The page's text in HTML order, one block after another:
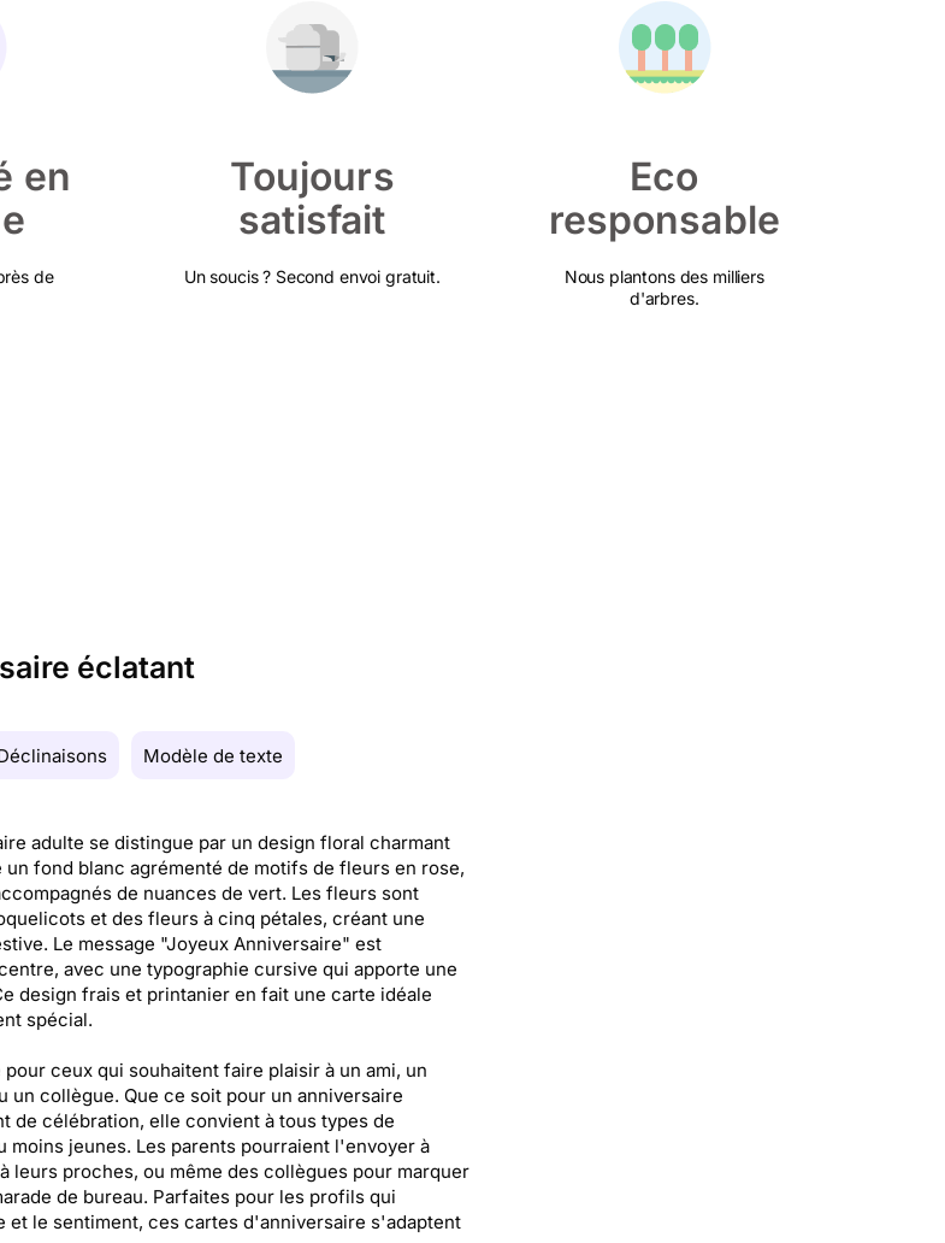
en
de
Toujours
satisfait
Un soucis ? Second envoi gratuit.
Eco
responsable
Nous plantons des milliers
d'arbres.
éclatant
Modèle de texte
adulte se distingue par un design floral charmant
fond blanc agrémenté de motifs de fleurs en rose,
de nuances de vert. Les fleurs sont
et des fleurs à cinq pétales, créant une
Le message "Joyeux Anniversaire" est
avec une typographie cursive qui apporte une
design frais et printanier en fait une carte idéale
spécial.
ceux qui souhaitent faire plaisir à un ami, un
un collègue. Que ce soit pour un anniversaire
de célébration, elle convient à tous types de
moins jeunes. Les parents pourraient l'envoyer à
leurs proches, ou même des collègues pour marquer
de bureau. Parfaites pour les profils qui
le sentiment, ces cartes d'anniversaire s'adaptent